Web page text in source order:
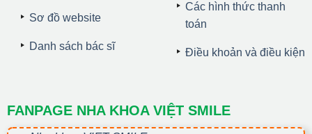
Sơ đồ website
Danh sách bác sĩ
Các hình thức thanh
toán
Điều khoản và điều kiện
FANPAGE NHA KHOA VIỆT SMILE